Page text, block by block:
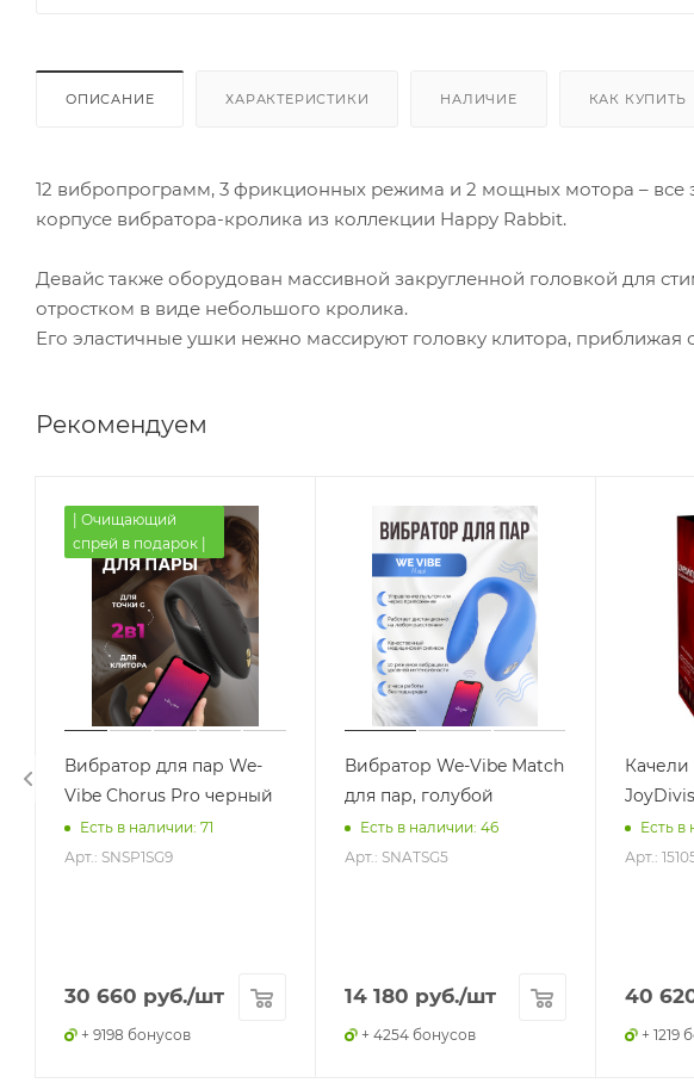
ОПИСАНИЕ ХАРАКТЕРИСТИКИ НАЛИЧИЕ КАК КУПИТЬ
12 вибропрограмм, 3 фрикционных режима и 2 мощных мотора –
корпусе вибратора-кролика из коллекции Happy Rabbit.
Девайс также оборудован массивной закругленной головкой для
отростком в виде небольшого кролика.
Его эластичные ушки нежно массируют головку клитора, приближая
Рекомендуем
| Очищающий
спрей в подарок |
Вибратор для пар We-
Vibe Chorus Pro черный
Есть в наличии: 71
Арт.: SNSP1SG9
30 660 руб./шт
+ 9198 бонусов
Вибратор We-Vibe Match
для пар, голубой
Есть в наличии: 46
Арт.: SNATSG5
14 180 руб./шт
+ 4254 бонусов
Есть в
Арт.:
40
+ 1219